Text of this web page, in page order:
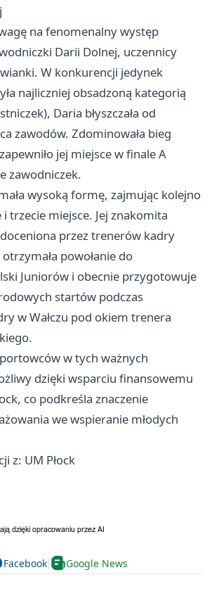
na fenomenalny występ
Darii Dolnej, uczennicy
W konkurencji jedynek
najliczniej obsadzoną kategorią
Daria błyszczała od
zawodów. Zdominowała bieg
jej miejsce w finale A
zawodniczek.
wysoką formę, zajmując kolejno
trzecie miejsce. Jej znakomita
przez trenerów kadry
powołanie do
Juniorów i obecnie przygotowuje
startów podczas
w Wałczu pod okiem trenera
w tych ważnych
dzięki wsparciu finansowemu
co podkreśla znaczenie
we wspieranie młodych
z: UM Płock
Facebook Google News